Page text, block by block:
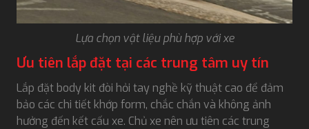
Lựa chọn vật liệu phù hợp với xe
Ưu tiên lắp đặt tại các trung tâm uy tín
Lắp đặt body kit đòi hỏi tay nghề kỹ thuật cao để đảm
bảo các chi tiết khớp form, chắc chắn và không ảnh
hưởng đến kết cấu xe. Chủ xe nên ưu tiên các trung